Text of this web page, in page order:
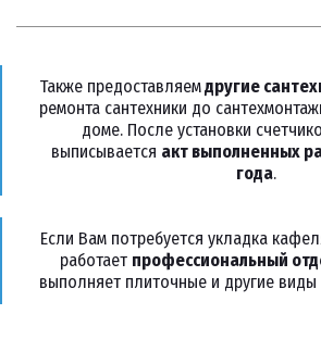
Также предоставляемдругие
ремонта сантехники до
доме. После установки
выписывается акт выполненных
года.
Если Вам потребуется укладка
работает профессиональный
выполняет плиточные и другие